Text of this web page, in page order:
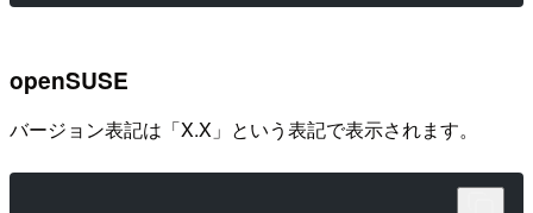
openSUSE
バージョン表記は「X.X」という表記で表示されます。